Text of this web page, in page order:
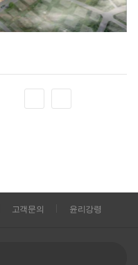
고객문의 윤리강령